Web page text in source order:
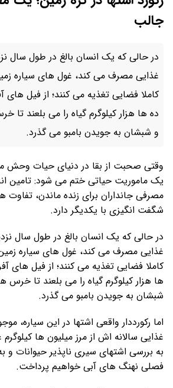
جالب
در حالی که یک انسان بالغ در طول سال
غذایی مصرف می کند، غول های سیاره
کاملا فضایی تغذیه می کنند؛ از فیل های
ده ها هزار کیلوگرم گیاه را می بلعند تا
و شبشان به جویدن بامبو می گذرد.
وقتی صحبت از بقا در دنیای حیات وحش
یک ماموریت حیاتی ختم می شود: تامین
مصرفی جانداران برای زنده ماندن، تفاوت
شگفت انگیزی با یکدیگر دارد.
در حالی که یک انسان بالغ در طول سال
غذایی مصرف می کند، غول های سیاره
کاملا فضایی تغذیه می کنند؛ از فیل های
ها هزار کیلوگرم گیاه را می بلعند تا خرس
شبشان به جویدن بامبو می گذرد.
اما رکورددار واقعی اشتها در این سیاره،
غذایی سالانه اش از مرز میلیون ها کیلوگرم
به بررسی اشتهای سیری ناپذیر حیوانات و
فصلی نهنگ های آبی خواهیم پرداخت.